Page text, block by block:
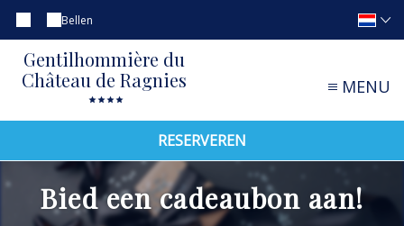
Bellen
Gentilhommière du
Château de Ragnies
MENU
RESERVEREN
Bied een cadeaubon aan!